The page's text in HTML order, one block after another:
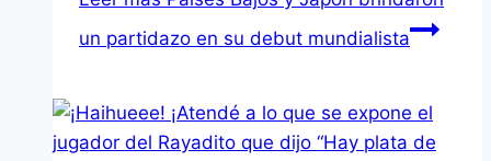
un partidazo en su debut mundialista